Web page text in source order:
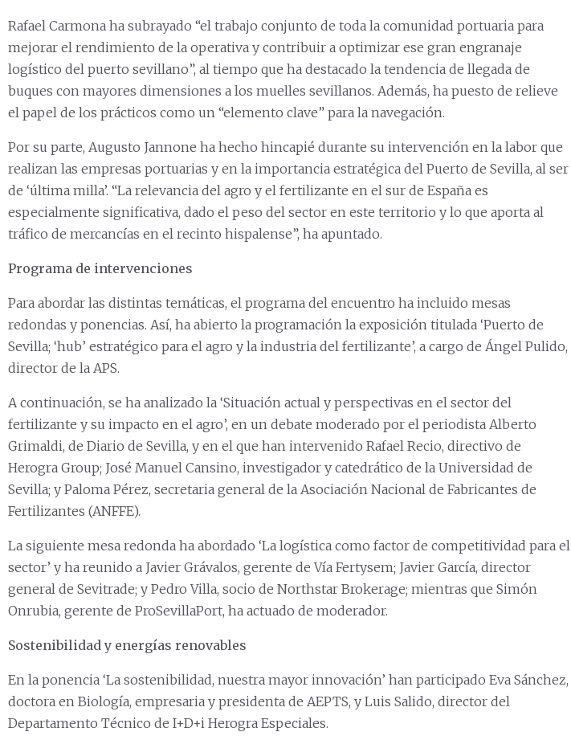
Rafael Carmona ha subrayado “el trabajo conjunto de toda la comunidad portuaria para
mejorar el rendimiento de la operativa y contribuir a optimizar ese gran engranaje
logístico del puerto sevillano”, al tiempo que ha destacado la tendencia de llegada de
buques con mayores dimensiones a los muelles sevillanos. Además, ha puesto de relieve
el papel de los prácticos como un “elemento clave” para la navegación.
Por su parte, Augusto Jannone ha hecho hincapié durante su intervención en la labor que
realizan las empresas portuarias y en la importancia estratégica del Puerto de Sevilla, al ser
de ‘última milla’. “La relevancia del agro y el fertilizante en el sur de España es
especialmente significativa, dado el peso del sector en este territorio y lo que aporta al
tráfico de mercancías en el recinto hispalense”, ha apuntado.
Programa de intervenciones
Para abordar las distintas temáticas, el programa del encuentro ha incluido mesas
redondas y ponencias. Así, ha abierto la programación la exposición titulada ‘Puerto de
Sevilla; ‘hub’ estratégico para el agro y la industria del fertilizante’, a cargo de Ángel Pulido,
director de la APS.
A continuación, se ha analizado la ‘Situación actual y perspectivas en el sector del
fertilizante y su impacto en el agro’, en un debate moderado por el periodista Alberto
Grimaldi, de Diario de Sevilla, y en el que han intervenido Rafael Recio, directivo de
Herogra Group; José Manuel Cansino, investigador y catedrático de la Universidad de
Sevilla; y Paloma Pérez, secretaria general de la Asociación Nacional de Fabricantes de
Fertilizantes (ANFFE).
La siguiente mesa redonda ha abordado ‘La logística como factor de competitividad para el
sector’ y ha reunido a Javier Grávalos, gerente de Vía Fertysem; Javier García, director
general de Sevitrade; y Pedro Villa, socio de Northstar Brokerage; mientras que Simón
Onrubia, gerente de ProSevillaPort, ha actuado de moderador.
Sostenibilidad y energías renovables
En la ponencia ‘La sostenibilidad, nuestra mayor innovación’ han participado Eva Sánchez,
doctora en Biología, empresaria y presidenta de AEPTS, y Luis Salido, director del
Departamento Técnico de I+D+i Herogra Especiales.